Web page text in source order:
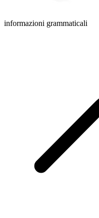
informazioni grammaticali